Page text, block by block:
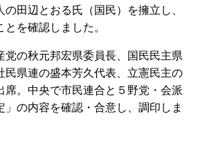
田辺とおる氏（国民）を擁立し、
を確認しました。
の秋元邦宏県委員長、国民民主県
民県連の盛本芳久代表、立憲民主の
席。中央で市民連合と５野党・会派
」の内容を確認・合意し、調印しま